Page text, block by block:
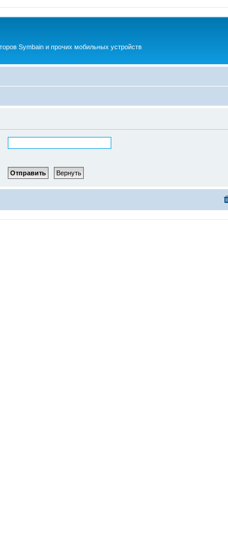
Symbain и прочих мобильных устройств